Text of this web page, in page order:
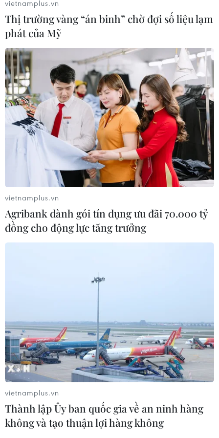
vietnamplus.vn
Thị trường vàng “án binh” chờ đợi số liệu lạm
phát của Mỹ
vietnamplus.vn
Agribank dành gói tín dụng ưu đãi 70.000 tỷ
đồng cho động lực tăng trưởng
vietnamplus.vn
Thành lập Ủy ban quốc gia về an ninh hàng
không và tạo thuận lợi hàng không